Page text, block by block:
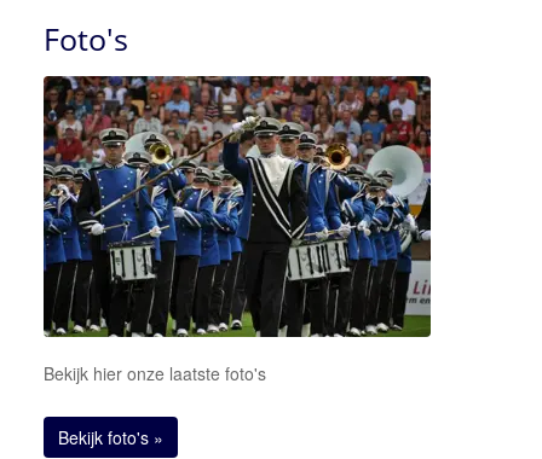
Foto's
Bekijk hier onze laatste foto's
Bekijk foto's »